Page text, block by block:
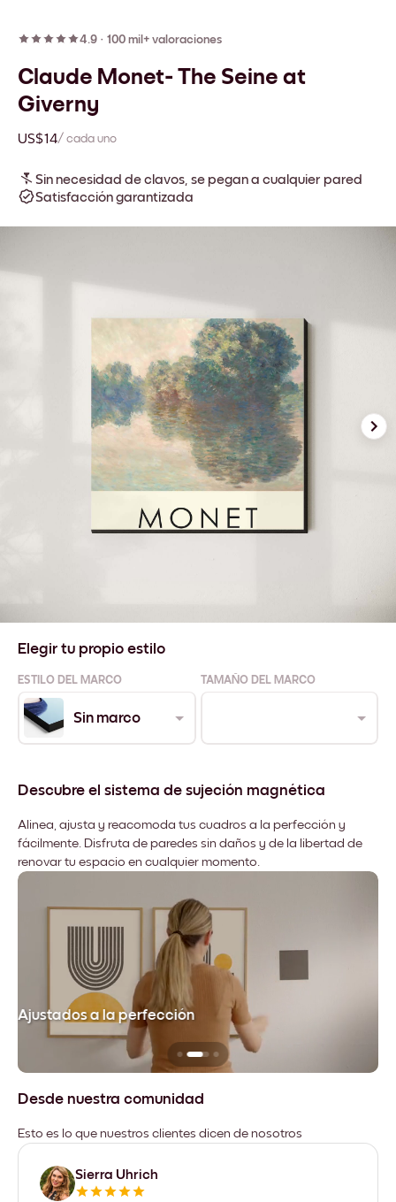
4.9 · 100 mil+ valoraciones
Claude Monet- The Seine at
Giverny
US$14/ cada uno
Sin necesidad de clavos, se pegan a cualquier pared
Satisfacción garantizada
Elegir tu propio estilo
ESTILO DEL MARCO TAMAÑO DEL MARCO
Sin marco
Descubre el sistema de sujeción magnética
Alinea, ajusta y reacomoda tus cuadros a la perfección y
fácilmente. Disfruta de paredes sin daños y de la libertad de
renovar tu espacio en cualquier momento.
Ajustados a la perfección
Desde nuestra comunidad
Esto es lo que nuestros clientes dicen de nosotros
Sierra Uhrich